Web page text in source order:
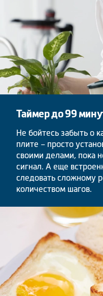
Таймер до 99
Не бойтесь забыть о
плите – просто
своими делами, пока
сигнал. А еще
следовать сложному
количеством шагов.